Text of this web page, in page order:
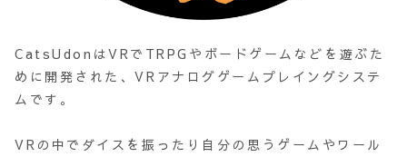
CatsUdonはVRでTRPGやボードゲームなどを遊ぶた
めに開発された、VRアナログゲームプレイングシステ
ムです。
VRの中でダイスを振ったり自分の思うゲームやワール